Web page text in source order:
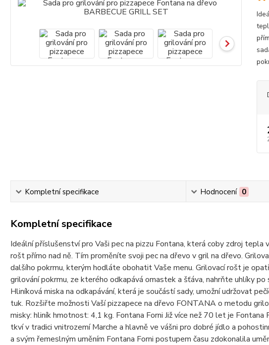
Kompletní specifikace Hodnocení 0
Kompletní specifikace
Ideální příslušenství pro Vaši pec na pizzu Fontana, která coby zdroj
rošt přímo nad ně. Tím proměníte svoji pec na dřevo v gril na dřevo.
dalšího pokrmu, kterým hodláte obohatit Vaše menu. Grilovací rošt je
grilování pokrmu, ze kterého odkapává omastek a šťáva, nahrňte uhlíky
Hliníková miska na odkapávání, která je součástí sady, umožní udržovat
tuk. Rozšiřte možnosti Vaší pizzapece na dřevo FONTANA o metodu
misky: hliník hmotnost: 4,1 kg. Fontana Forni Již více než 70 let je
tkví v tradici vnitrozemí Marche a hlavně ve vášni pro dobré jídlo a
a svým řemeslným uměním Fontana Forni postupem času zdokonalila